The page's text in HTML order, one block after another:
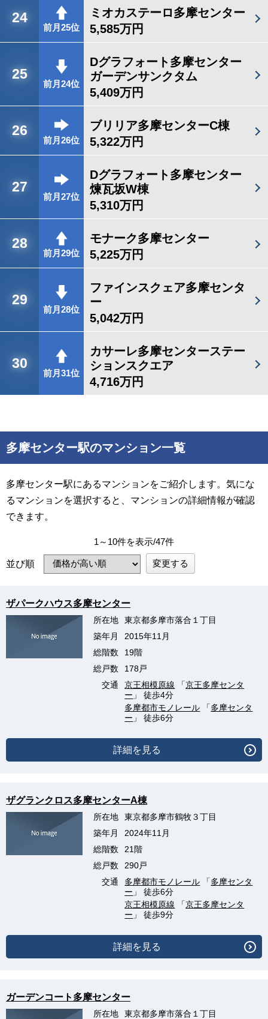
24
前月25位
ミオカステーロ多摩センター
5,585万円
25
前月24位
Dグラフォート多摩センター
ガーデンサンクタム
5,409万円
26
前月26位
ブリリア多摩センターC棟
5,322万円
27
前月27位
Dグラフォート多摩センター
煉瓦坂W棟
5,310万円
28
前月29位
モナーク多摩センター
5,225万円
29
前月28位
ファインスクェア多摩センタ
ー
5,042万円
30
前月31位
カサーレ多摩センターステー
ションスクエア
4,716万円
多摩センター駅のマンション一覧
多摩センター駅にあるマンションをご紹介します。気にな
るマンションを選択すると、マンションの詳細情報が確認
できます。
1～10件を表示/47件
並び順 変更する
ザパークハウス多摩センター
所在地
東京都多摩市落合１丁目
築年月
2015年11月
総階数
19階
総戸数
178戸
交通
京王相模原線 「京王多摩センタ
ー 」 徒歩4分
多摩都市モノレール 「多摩センタ
ー 」 徒歩6分
詳細を見る
ザグランクロス多摩センターA棟
所在地
東京都多摩市鶴牧３丁目
築年月
2024年11月
総階数
21階
総戸数
290戸
交通
多摩都市モノレール 「多摩センタ
ー 」 徒歩6分
京王相模原線 「京王多摩センタ
ー 」 徒歩9分
詳細を見る
ガーデンコート多摩センター
所在地
東京都多摩市落合１丁目